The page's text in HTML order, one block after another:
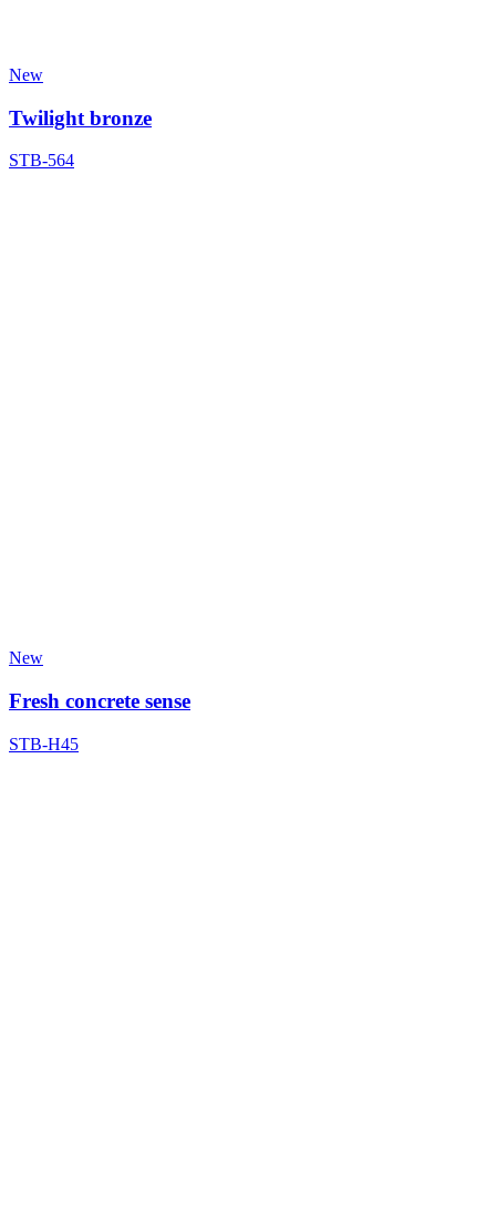
New
Twilight bronze
STB-564
New
Fresh concrete sense
STB-H45